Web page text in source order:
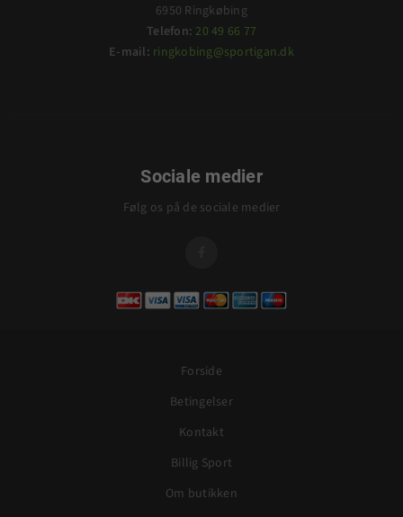
6950 Ringkøbing
Telefon: 20 49 66 77
E-mail: ringkobing@sportigan.dk
Sociale medier
Følg os på de sociale medier
Forside
Betingelser
Kontakt
Billig Sport
Om butikken